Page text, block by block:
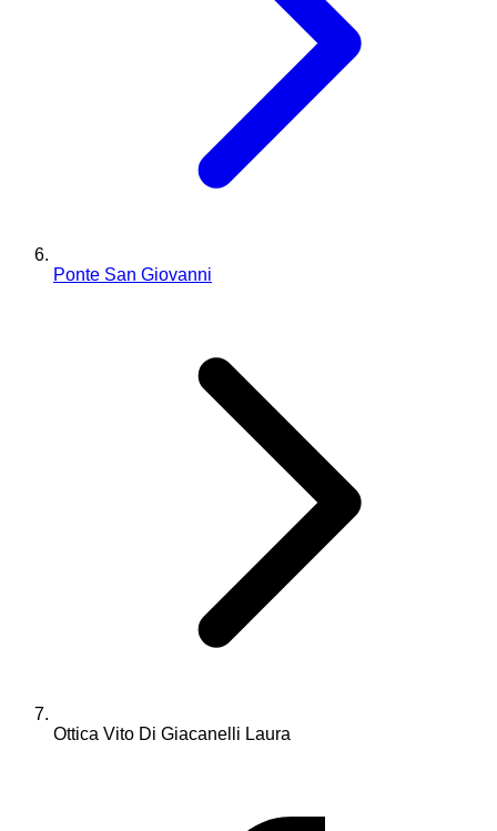
Ponte San Giovanni
Ottica Vito Di Giacanelli Laura